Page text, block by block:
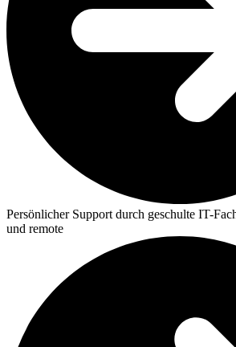
Persönlicher Support durch geschulte IT-
und remote